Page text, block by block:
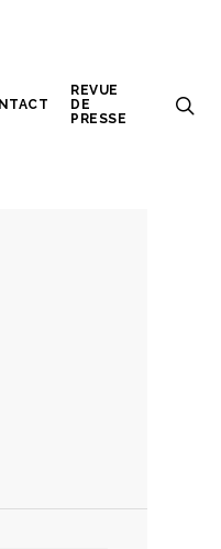
REVUE
DE
PRESSE